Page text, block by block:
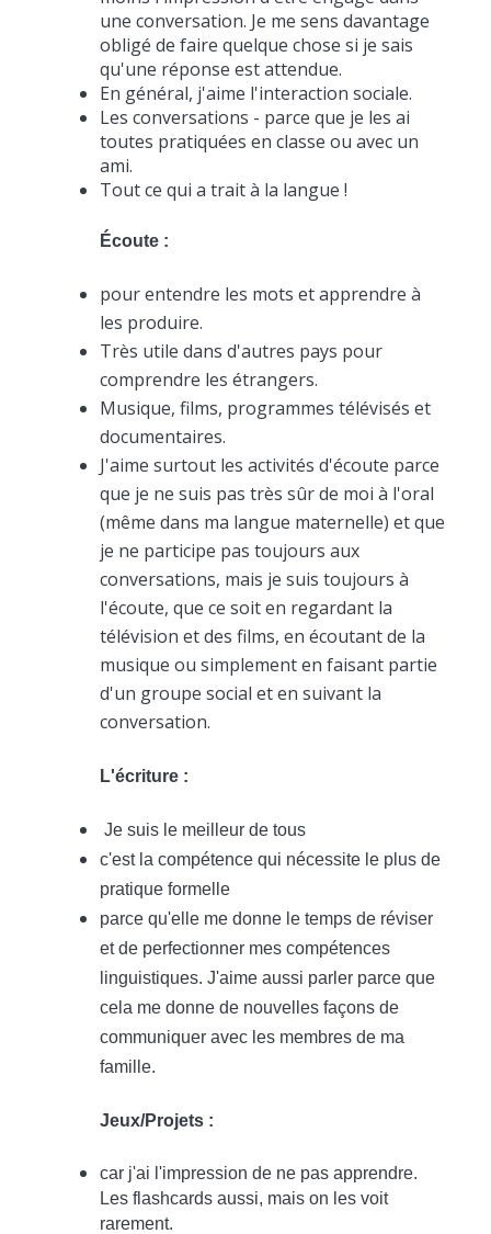
une conversation. Je me sens davantage
obligé de faire quelque chose si je sais
qu'une réponse est attendue.
En général, j'aime l'interaction sociale.
Les conversations - parce que je les ai
toutes pratiquées en classe ou avec un
ami.
Tout ce qui a trait à la langue !
Écoute :
pour entendre les mots et apprendre à
les produire.
Très utile dans d'autres pays pour
comprendre les étrangers.
Musique, films, programmes télévisés et
documentaires.
J'aime surtout les activités d'écoute parce
que je ne suis pas très sûr de moi à l'oral
(même dans ma langue maternelle) et que
je ne participe pas toujours aux
conversations, mais je suis toujours à
l'écoute, que ce soit en regardant la
télévision et des films, en écoutant de la
musique ou simplement en faisant partie
d'un groupe social et en suivant la
conversation.
L'écriture :
Je suis le meilleur de tous
c'est la compétence qui nécessite le plus de
pratique formelle
parce qu'elle me donne le temps de réviser
et de perfectionner mes compétences
linguistiques. J'aime aussi parler parce que
cela me donne de nouvelles façons de
communiquer avec les membres de ma
famille.
Jeux/Projets :
car j'ai l'impression de ne pas apprendre.
Les flashcards aussi, mais on les voit
rarement.